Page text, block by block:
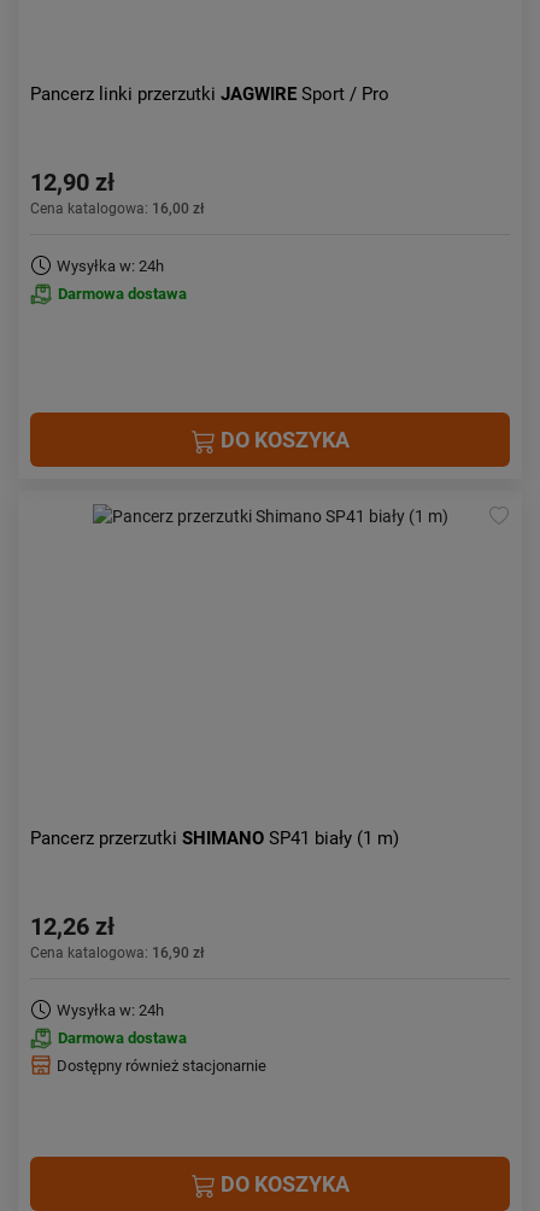
Pancerz linki przerzutki JAGWIRE Sport / Pro
12,90 zł
Cena katalogowa: 16,00 zł
Wysyłka w: 24h
Darmowa dostawa
DO KOSZYKA
Pancerz przerzutki SHIMANO SP41 biały (1 m)
12,26 zł
Cena katalogowa: 16,90 zł
Wysyłka w: 24h
Darmowa dostawa
Dostępny również stacjonarnie
DO KOSZYKA